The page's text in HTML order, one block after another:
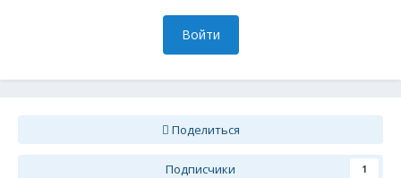
Войти
Поделиться
Подписчики 1